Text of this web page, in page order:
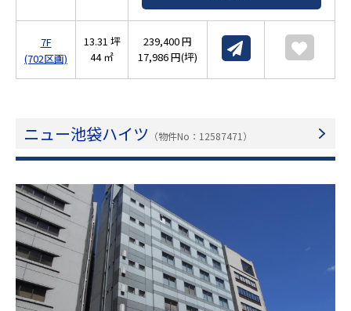
7F
(702区画)
13.31 坪
44 ㎡
239,400 円
17,986 円(坪)
ニュー池袋ハイツ （物件No：12587471）